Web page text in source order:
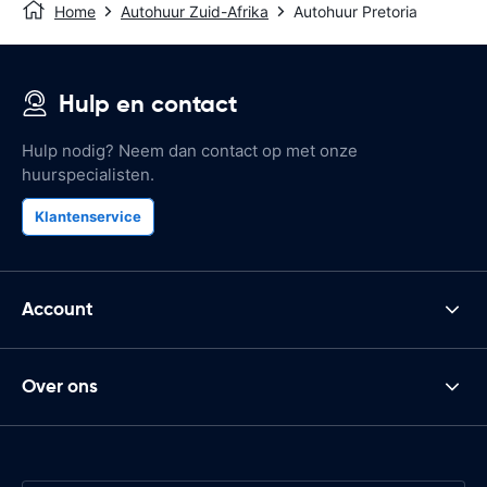
Home Autohuur Zuid-Afrika Autohuur Pretoria
Hulp en contact
Hulp nodig? Neem dan contact op met onze
huurspecialisten.
Klantenservice
Account
Over ons